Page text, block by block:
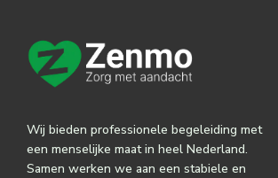
Wij bieden professionele begeleiding met
een menselijke maat in heel Nederland.
Samen werken we aan een stabiele en